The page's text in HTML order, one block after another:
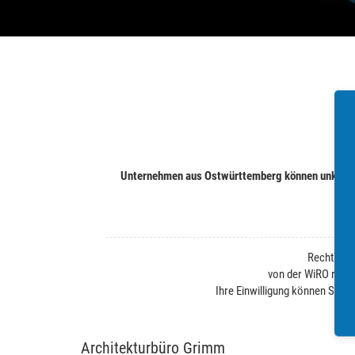
Unternehmen aus Ostwürttemberg können
von der WiRO
Ihre Einwilligung können Sie
Architekturbüro Grimm